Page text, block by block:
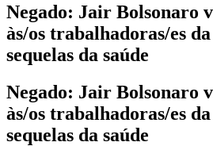
Negado: Jair Bolsonaro
às/os trabalhadoras/es
sequelas da saúde
Negado: Jair Bolsonaro
às/os trabalhadoras/es
sequelas da saúde